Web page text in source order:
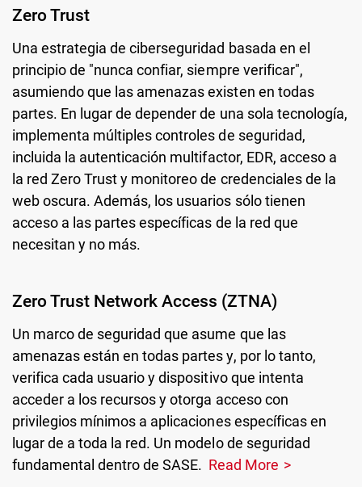
Zero Trust
Una estrategia de ciberseguridad basada en el
principio de "nunca confiar, siempre verificar",
asumiendo que las amenazas existen en todas
partes. En lugar de depender de una sola tecnología,
implementa múltiples controles de seguridad,
incluida la autenticación multifactor, EDR, acceso a
la red Zero Trust y monitoreo de credenciales de la
web oscura. Además, los usuarios sólo tienen
acceso a las partes específicas de la red que
necesitan y no más.
Zero Trust Network Access (ZTNA)
Un marco de seguridad que asume que las
amenazas están en todas partes y, por lo tanto,
verifica cada usuario y dispositivo que intenta
acceder a los recursos y otorga acceso con
privilegios mínimos a aplicaciones específicas en
lugar de a toda la red. Un modelo de seguridad
fundamental dentro de SASE. Read More